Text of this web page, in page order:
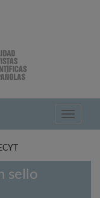
Toggle
sello